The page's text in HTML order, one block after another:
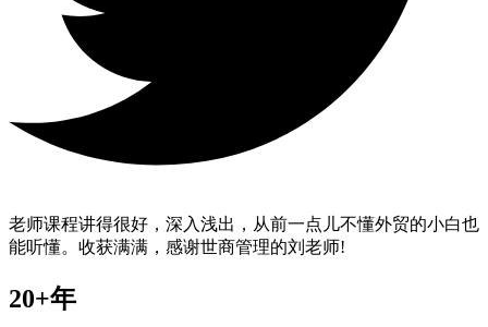
老师课程讲得很好，深入浅出，从前一点儿不懂外贸的小白也
能听懂。收获满满，感谢世商管理的刘老师!
20+年